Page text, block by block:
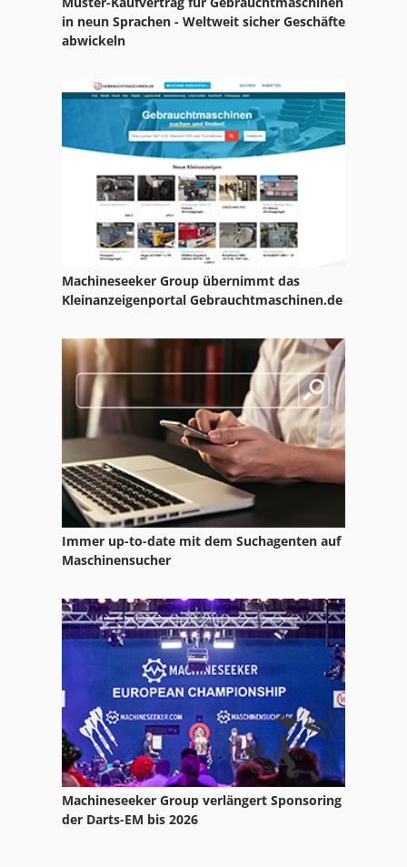
in neun Sprachen - Weltweit sicher Geschäfte
abwickeln
Machineseeker Group übernimmt das
Kleinanzeigenportal Gebrauchtmaschinen.de
Immer up-to-date mit dem Suchagenten auf
Maschinensucher
Machineseeker Group verlängert Sponsoring
der Darts-EM bis 2026